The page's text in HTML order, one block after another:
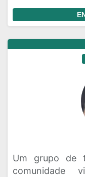
Um grupo de
comunidade